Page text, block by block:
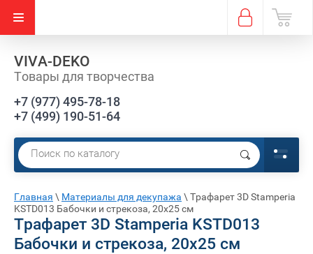
VIVA-DEKO
Товары для творчества
+7 (977) 495-78-18
+7 (499) 190-51-64
Главная \ Материалы для декупажа \ Трафарет 3D Stamperia
KSTD013 Бабочки и стрекоза, 20х25 см
Трафарет 3D Stamperia KSTD013
Бабочки и стрекоза, 20х25 см